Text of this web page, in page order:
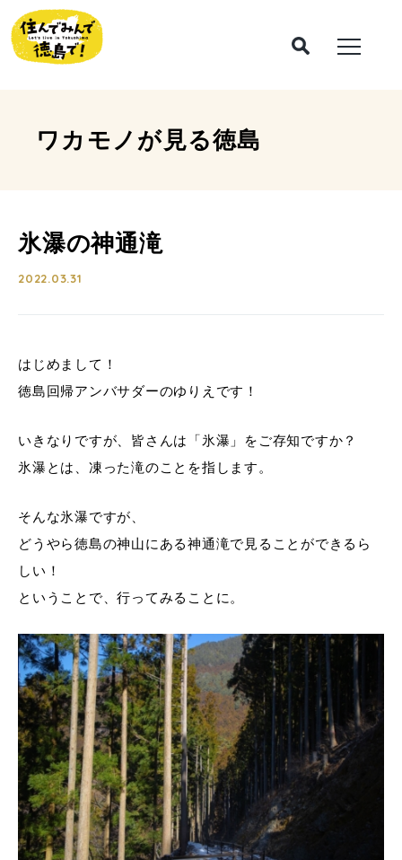
ワカモノが見る徳島
氷瀑の神通滝
2022.03.31
はじめまして！
徳島回帰アンバサダーのゆりえです！
いきなりですが、皆さんは「氷瀑」をご存知ですか？
氷瀑とは、凍った滝のことを指します。
そんな氷瀑ですが、
どうやら徳島の神山にある神通滝で見ることができるら
しい！
ということで、行ってみることに。